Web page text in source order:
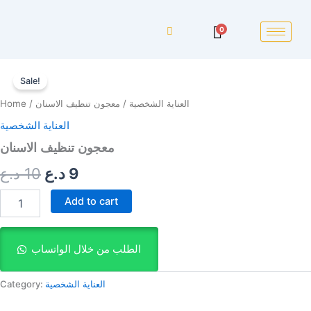
0
Sale!
Home / العناية الشخصية / معجون تنظيف الاسنان
العناية الشخصية
معجون تنظيف الاسنان
10 د.ع
price
was:
10 د.ع.
9 د.ع
price
9 د.ع.
تنظيف
الاسنان
quantity
Add to cart
الطلب من خلال الواتساب
Category: العناية الشخصية